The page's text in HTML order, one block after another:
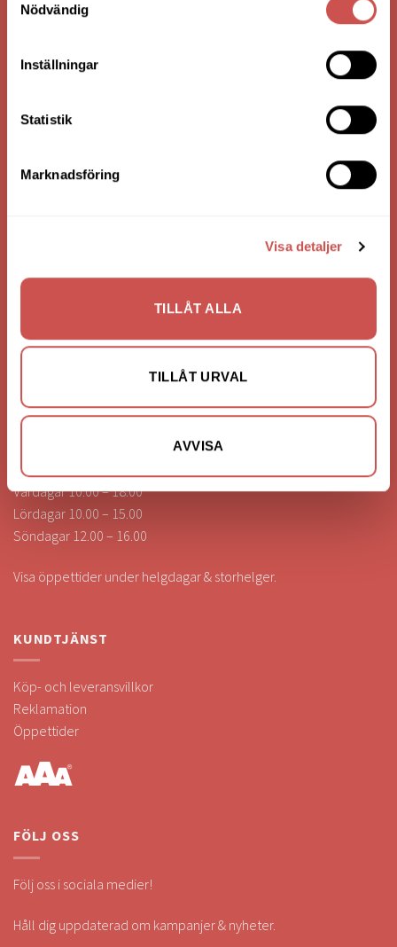
Nödvändig
Inställningar
Statistik
Marknadsföring
Visa detaljer
TILLÅT ALLA
TILLÅT URVAL
AVVISA
Nilssons Möbler i Lammhult
363 44 Lammhult
Bankgiro: 275-4836
info@nilssonsilammhult.se
Kundtjänst
Vardagar 10.00 – 18.00
Lördagar 10.00 – 15.00
Söndagar 12.00 – 16.00
Visa öppettider under helgdagar & storhelger.
KUNDTJÄNST
Köp- och leveransvillkor
Reklamation
Öppettider
FÖLJ OSS
Följ oss i sociala medier!
Håll dig uppdaterad om kampanjer & nyheter.